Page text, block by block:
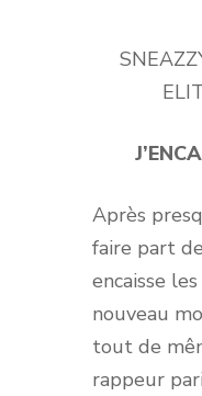
Après
faire part
encaisse
nouveau
tout de
rappeur